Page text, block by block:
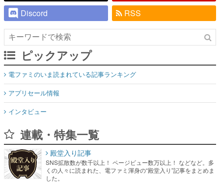
Discord
RSS
ピックアップ
電ファミのいま読まれている記事ランキング
アプリセール情報
インタビュー
連載・特集一覧
殿堂入り記事
SNS拡散数が数千以上！ ページビュー数万以上！ などなど。多
くの人々に読まれた、電ファミ渾身の“殿堂入り”記事をまとめま
した。